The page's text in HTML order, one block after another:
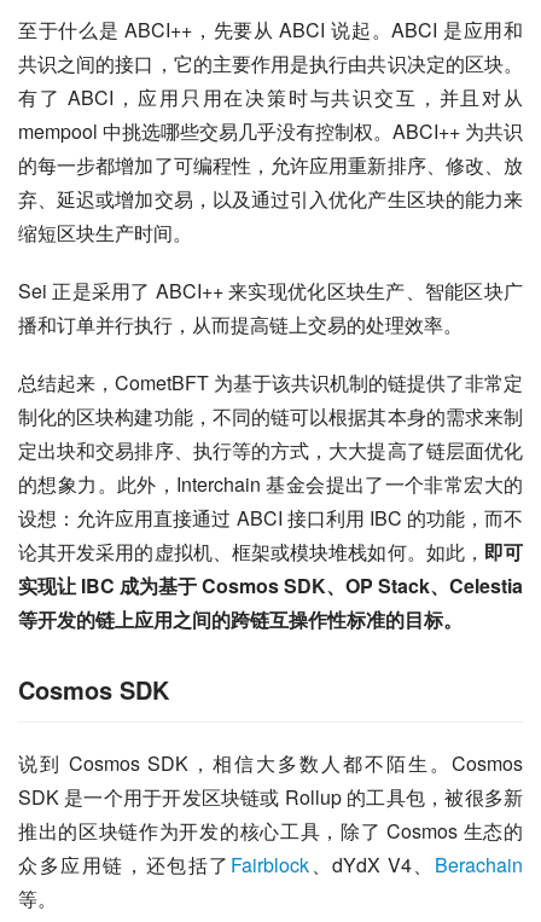
至于什么是 ABCI++，先要从 ABCI 说起。ABCI 是应用和
共识之间的接口，它的主要作用是执行由共识决定的区块。
有了 ABCI，应用只用在决策时与共识交互，并且对从
mempool 中挑选哪些交易几乎没有控制权。ABCI++ 为共识
的每一步都增加了可编程性，允许应用重新排序、修改、放
弃、延迟或增加交易，以及通过引入优化产生区块的能力来
缩短区块生产时间。
Sei 正是采用了 ABCI++ 来实现优化区块生产、智能区块广
播和订单并行执行，从而提高链上交易的处理效率。
总结起来，CometBFT 为基于该共识机制的链提供了非常定
制化的区块构建功能，不同的链可以根据其本身的需求来制
定出块和交易排序、执行等的方式，大大提高了链层面优化
的想象力。此外，Interchain 基金会提出了一个非常宏大的
设想：允许应用直接通过 ABCI 接口利用 IBC 的功能，而不
论其开发采用的虚拟机、框架或模块堆栈如何。如此， 即可
实现让 IBC 成为基于 Cosmos SDK、OP Stack、Celestia
等开发的链上应用之间的跨链互操作性标准的目标。
Cosmos SDK
说到 Cosmos SDK，相信大多数人都不陌生。Cosmos
SDK 是一个用于开发区块链或 Rollup 的工具包，被很多新
推出的区块链作为开发的核心工具，除了 Cosmos 生态的
众多应用链，还包括了 Fairblock、dYdX V4、 Berachain
等。